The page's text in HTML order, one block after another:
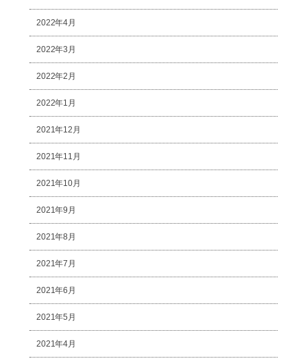
2022年4月
2022年3月
2022年2月
2022年1月
2021年12月
2021年11月
2021年10月
2021年9月
2021年8月
2021年7月
2021年6月
2021年5月
2021年4月